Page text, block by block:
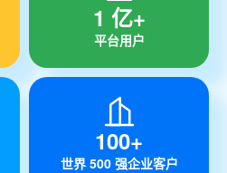
1 亿+
平台用户
100+
世界 500 强企业客户